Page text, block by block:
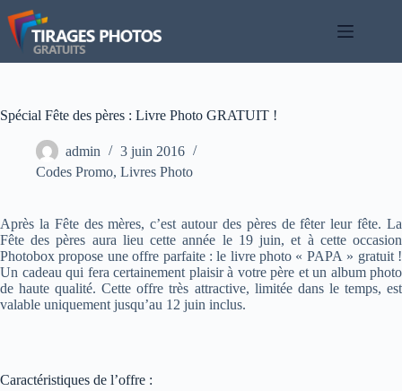
Passer
au
contenu
Spécial Fête des pères : Livre Photo GRATUIT !
admin
3 juin 2016
Codes Promo, Livres Photo
Après la Fête des mères, c’est autour des pères de fêter leur fête. La
Fête des pères aura lieu cette année le 19 juin, et à cette occasion
Photobox propose une offre parfaite : le livre photo « PAPA » gratuit !
Un cadeau qui fera certainement plaisir à votre père et un album photo
de haute qualité. Cette offre très attractive, limitée dans le temps, est
valable uniquement jusqu’au 12 juin inclus.
Caractéristiques de l’offre :